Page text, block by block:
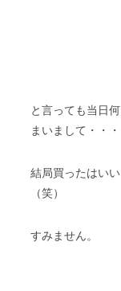
と言っても当日
まいまして・・・
結局買ったはい
（笑）
すみません。